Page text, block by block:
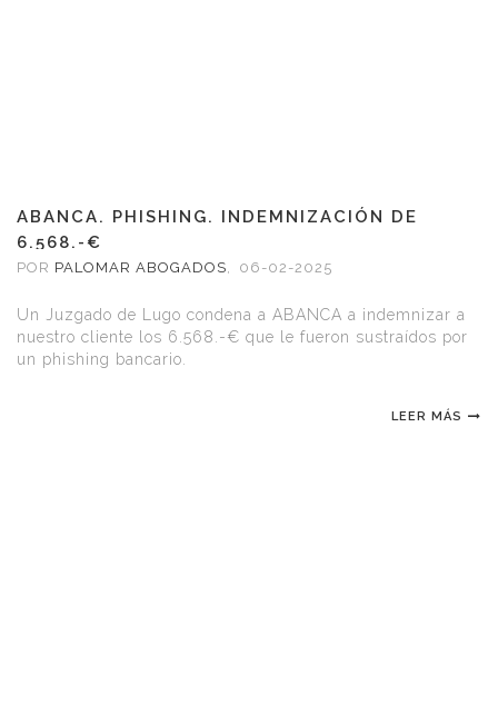
ABANCA. PHISHING. INDEMNIZACIÓN DE
6.568.-€
POR PALOMAR ABOGADOS, 06-02-2025
Un Juzgado de Lugo condena a ABANCA a indemnizar a
nuestro cliente los 6.568.-€ que le fueron sustraídos por
un phishing bancario.
LEER MÁS